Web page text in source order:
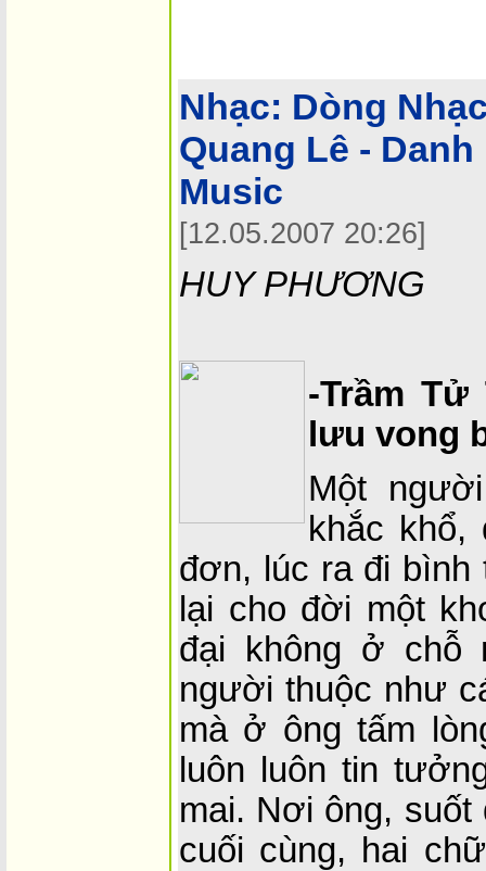
Nhạc: Dòng
Quang Lê -
Music
[12.05.2007 20:26]
HUY PHƯƠNG
-Trầm
lưu vong
Một
khắc khổ,
đơn, lúc ra đi bình
lại cho đời một
đại không ở chỗ
người thuộc như
mà ở ông tấm
luôn luôn tin
mai. Nơi ông,
cuối cùng, hai